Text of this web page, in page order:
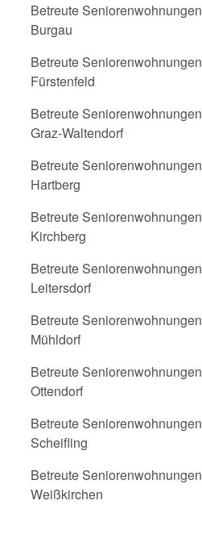
Betreute Seniorenwohnungen
Burgau
Betreute Seniorenwohnungen
Fürstenfeld
Betreute Seniorenwohnungen
Graz-Waltendorf
Betreute Seniorenwohnungen
Hartberg
Betreute Seniorenwohnungen
Kirchberg
Betreute Seniorenwohnungen
Leitersdorf
Betreute Seniorenwohnungen
Mühldorf
Betreute Seniorenwohnungen
Ottendorf
Betreute Seniorenwohnungen
Scheifling
Betreute Seniorenwohnungen
Weißkirchen